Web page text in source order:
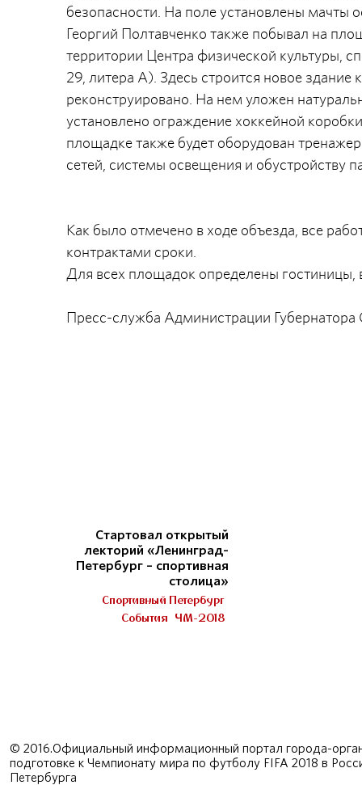
безопасности. На поле установлены
Георгий Полтавченко также побывал на
территории Центра физической культуры,
29, литера А). Здесь строится новое
реконструировано. На нем уложен
установлено ограждение хоккейной
площадке также будет оборудован
сетей, системы освещения и обустройству
Как было отмечено в ходе объезда, все
контрактами сроки.
Для всех площадок определены гостиницы,
Пресс-служба Администрации Губернатора
Стартовал открытый
лекторий «Ленинград-
Петербург – спортивная
столица»
Спортивный Петербург
События ЧМ-2018
© 2016.Официальный информационный портал города-
подготовке к Чемпионату мира по футболу FIFA 2018 в
Петербурга